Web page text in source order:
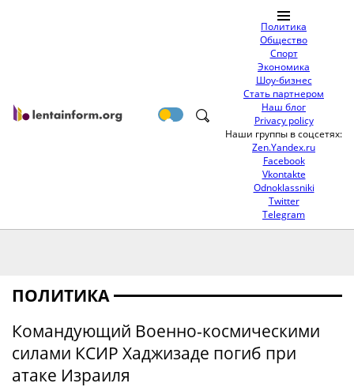
Политика
Общество
Спорт
Экономика
Шоу-бизнес
Стать партнером
Наш блог
Privacy policy
Наши группы в соцсетях:
Zen.Yandex.ru
Facebook
Vkontakte
Odnoklassniki
Twitter
Telegram
ПОЛИТИКА
Командующий Военно-космическими
силами КСИР Хаджизаде погиб при
атаке Израиля